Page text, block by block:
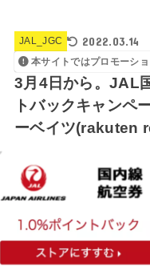
JAL_JGC 2022.03.14
本サイトではプロモーシ
3月4日から。JAL
トバックキャンペ
ーベイツ(rakuten